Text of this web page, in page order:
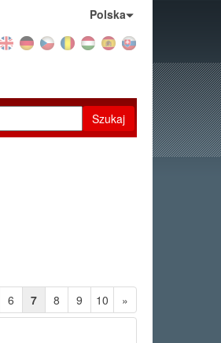
Polska
Szukaj
6 7 8 9 10 »